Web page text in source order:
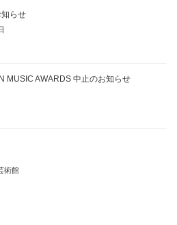
らせ
AWARDS 中止のお知らせ
術館